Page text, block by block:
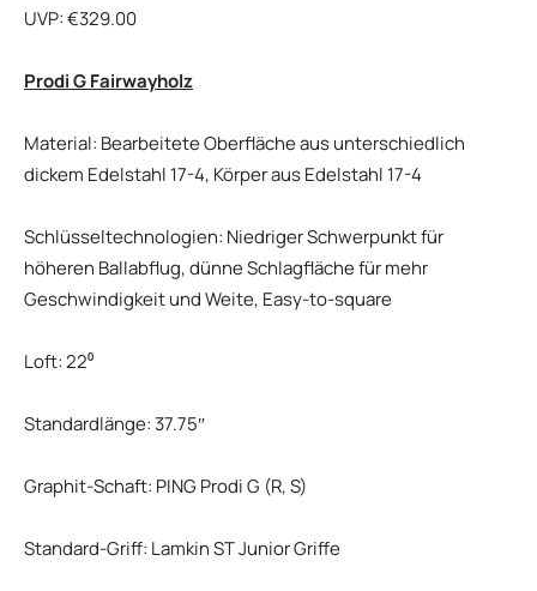
UVP: €329.00
Prodi G Fairwayholz
Material: Bearbeitete Oberfläche aus unterschiedlich
dickem Edelstahl 17-4, Körper aus Edelstahl 17-4
Schlüsseltechnologien: Niedriger Schwerpunkt für
höheren Ballabflug, dünne Schlagfläche für mehr
Geschwindigkeit und Weite, Easy-to-square
Loft: 22⁰
Standardlänge: 37.75″
Graphit-Schaft: PING Prodi G (R, S)
Standard-Griff: Lamkin ST Junior Griffe